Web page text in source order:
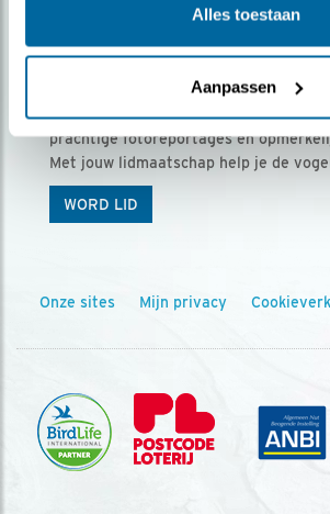
Alles toestaan
Aanpassen
Ontvang 5 x Vogels voor €
Vogels is het tijdschrift voor onze
prachtige fotoreportages en
Met jouw lidmaatschap help je de
WORD LID
Onze sites Mijn privacy